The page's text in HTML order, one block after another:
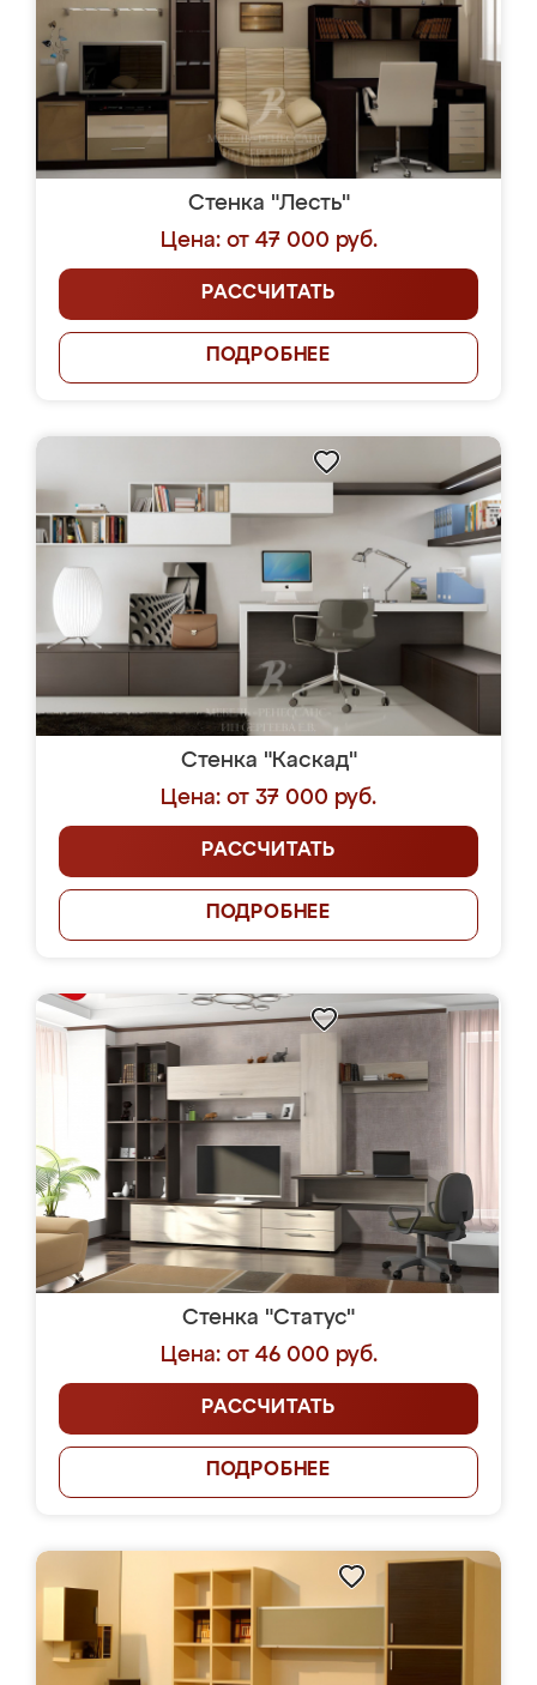
Стенка "Лесть"
Цена: от 47 000 руб.
РАССЧИТАТЬ
ПОДРОБНЕЕ
Стенка "Каскад"
Цена: от 37 000 руб.
РАССЧИТАТЬ
ПОДРОБНЕЕ
Стенка "Статус"
Цена: от 46 000 руб.
РАССЧИТАТЬ
ПОДРОБНЕЕ